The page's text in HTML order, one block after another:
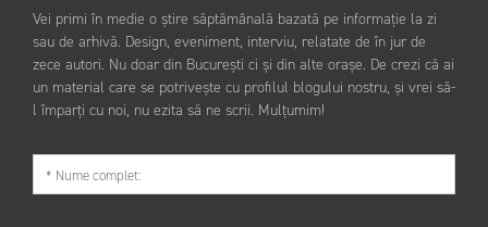
Vei primi în medie o știre săptămânală bazată pe informație la zi
sau de arhivă. Design, eveniment, interviu, relatate de în jur de
zece autori. Nu doar din București ci și din alte orașe. De crezi că ai
un material care se potrivește cu profilul blogului nostru, și vrei să-
l împarți cu noi, nu ezita să ne scrii. Mulțumim!